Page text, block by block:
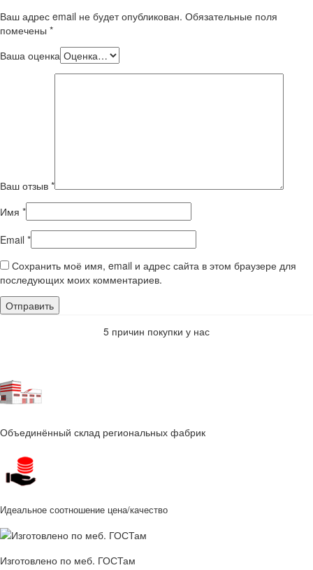
Ваш адрес email не будет опубликован. Обязательные поля
помечены *
Ваша оценка
Ваш отзыв *
Имя *
Email *
Сохранить моё имя, email и адрес сайта в этом браузере для
последующих моих комментариев.
5 причин покупки у нас
Объединённый склад региональных фабрик
Идеальное соотношение цена/качество
Изготовлено по меб. ГОСТам